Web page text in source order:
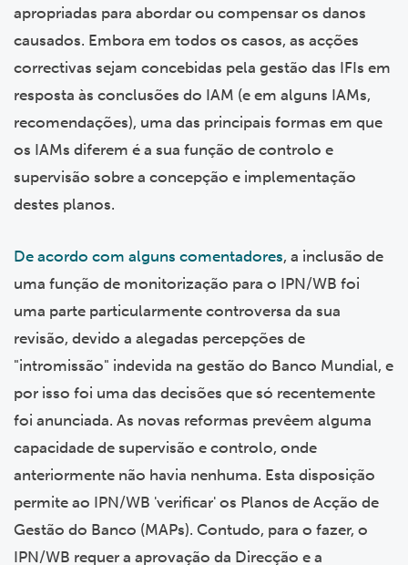
apropriadas para abordar ou compensar os danos
causados. Embora em todos os casos, as acções
correctivas sejam concebidas pela gestão das IFIs em
resposta às conclusões do IAM (e em alguns IAMs,
recomendações), uma das principais formas em que
os IAMs diferem é a sua função de controlo e
supervisão sobre a concepção e implementação
destes planos.
De acordo com alguns comentadores, a inclusão de
uma função de monitorização para o IPN/WB foi
uma parte particularmente controversa da sua
revisão, devido a alegadas percepções de
"intromissão" indevida na gestão do Banco Mundial, e
por isso foi uma das decisões que só recentemente
foi anunciada. As novas reformas prevêem alguma
capacidade de supervisão e controlo, onde
anteriormente não havia nenhuma. Esta disposição
permite ao IPN/WB 'verificar' os Planos de Acção de
Gestão do Banco (MAPs). Contudo, para o fazer, o
IPN/WB requer a aprovação da Direcção e a